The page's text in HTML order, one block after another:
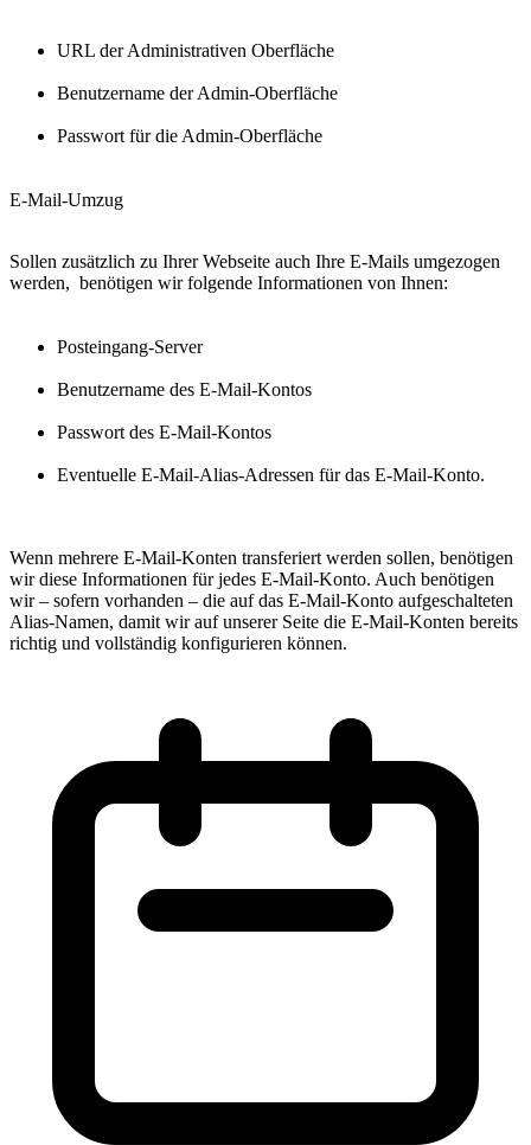
URL der Administrativen Oberfläche
Benutzername der Admin-Oberfläche
Passwort für die Admin-Oberfläche
E-Mail-Umzug
Sollen zusätzlich zu Ihrer Webseite auch Ihre E-Mails umgezogen
werden, benötigen wir folgende Informationen von Ihnen:
Posteingang-Server
Benutzername des E-Mail-Kontos
Passwort des E-Mail-Kontos
Eventuelle E-Mail-Alias-Adressen für das E-Mail-Konto.
Wenn mehrere E-Mail-Konten transferiert werden sollen, benötigen
wir diese Informationen für jedes E-Mail-Konto. Auch benötigen
wir – sofern vorhanden – die auf das E-Mail-Konto aufgeschalteten
Alias-Namen, damit wir auf unserer Seite die E-Mail-Konten bereits
richtig und vollständig konfigurieren können.